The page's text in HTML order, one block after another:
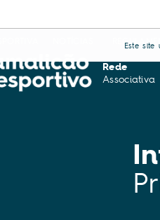
Este
Rede
Associativa